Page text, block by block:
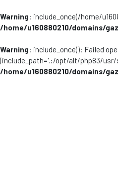
Warning: include_once(/home/
/home/u160880210/domains/
Warning: include_once(): Failed
(include_path='.:/opt/alt/php83/
/home/u160880210/domains/